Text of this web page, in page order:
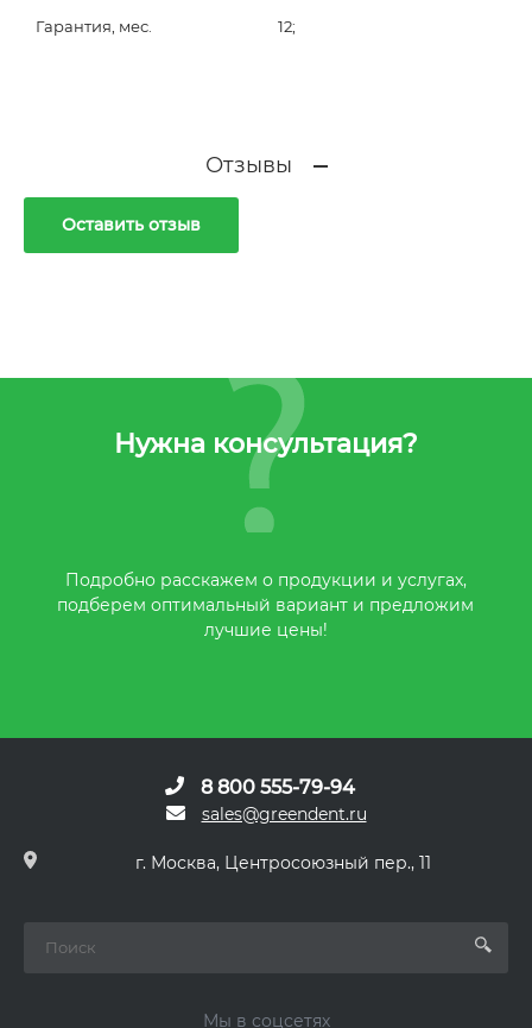
Гарантия, мес. 12;
Отзывы
Оставить отзыв
Нужна консультация?
Подробно расскажем о продукции и услугах,
подберем оптимальный вариант и предложим
лучшие цены!
8 800 555-79-94
sales@greendent.ru
г. Москва, Центросоюзный пер., 11
Мы в соцсетях